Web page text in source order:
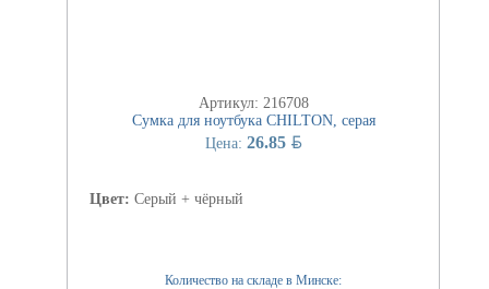
Артикул: 216708
Сумка для ноутбука CHILTON, серая
Цена: 26.85 BYN
Цвет: Серый + чёрный
Количество на складе в Минске: